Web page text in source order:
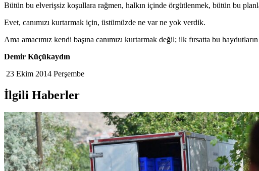
Bütün bu elverişsiz koşullara rağmen, halkın içinde örgütlenmek, bütün bu
Evet, canımızı kurtarmak için, üstümüzde ne var ne yok verdik.
Ama amacımız kendi başına canımızı kurtarmak değil; ilk fırsatta bu
Demir Küçükaydın
23 Ekim 2014 Perşembe
İlgili Haberler